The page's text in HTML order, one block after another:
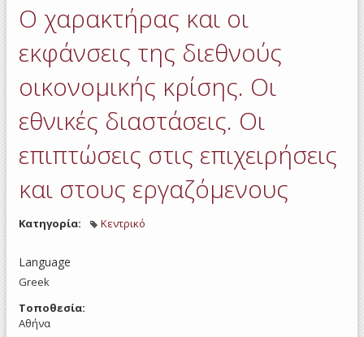
Ο χαρακτήρας και οι
εκφάνσεις της διεθνούς
οικονομικής κρίσης. Οι
εθνικές διαστάσεις. Οι
επιπτώσεις στις επιχειρήσεις
και στους εργαζόμενους
Κατηγορία: Κεντρικό
Language
Greek
Τοποθεσία:
Αθήνα